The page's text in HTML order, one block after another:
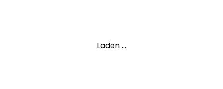
Laden ...